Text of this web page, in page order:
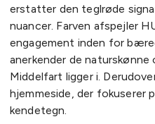
erstatter den teglrøde
nuancer. Farven afspejler
engagement inden for
anerkender de naturskønne
Middelfart ligger i.
hjemmeside, der fokuserer
kendetegn.